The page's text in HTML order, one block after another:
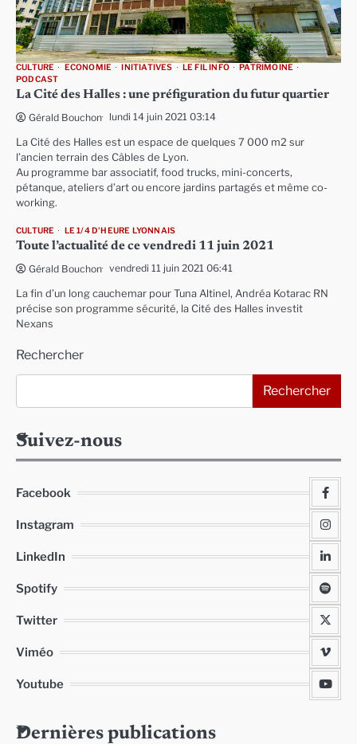
CULTURE ECONOMIE INITIATIVES LE FIL INFO
PATRIMOINE
PODCAST
La Cité des Halles : une préfiguration du futur quartier
Gérald Bouchon lundi 14 juin 2021 03:14
La Cité des Halles est un espace de quelques 7 000 m2 sur
l’ancien terrain des Câbles de Lyon.
Au programme bar associatif, food trucks, mini-concerts,
pétanque, ateliers d’art ou encore jardins partagés et même co-
working.
CULTURE LE 1/4 D'HEURE LYONNAIS
Toute l’actualité de ce vendredi 11 juin 2021
Gérald Bouchon vendredi 11 juin 2021 06:41
La fin d’un long cauchemar pour Tuna Altinel, Andréa Kotarac RN
précise son programme sécurité, la Cité des Halles investit
Nexans
Rechercher
Rechercher
Suivez-nous
Facebook
Instagram
LinkedIn
Spotify
Twitter
Viméo
Youtube
Dernières publications